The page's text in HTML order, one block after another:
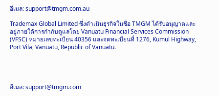
อีเมล: support@tmgm.com.au
Trademax Global Limited ซึ่งดำเนินธุรกิจในชื่อ TMGM ได้รับอนุญาตและ
อยู่ภายใต้การกำกับดูแลโดย Vanuatu Financial Services Commission
(VFSC) หมายเลขทะเบียน 40356 และจดทะเบียนที่ 1276, Kumul Highway,
Port Vila, Vanuatu, Republic of Vanuatu.
อีเมล: support@tmgm.com